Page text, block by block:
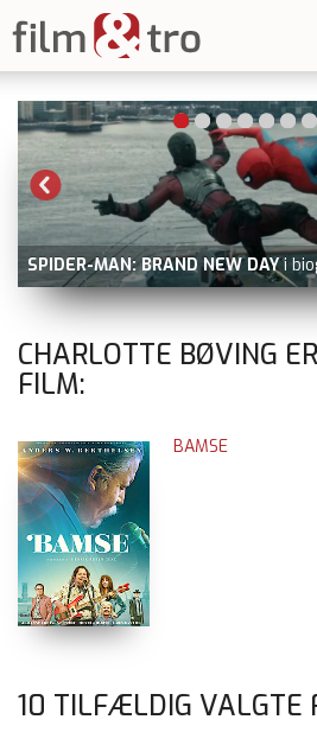
SPIDER-MAN: BRAND NEW DAY i
CHARLOTTE BØVING
FILM:
BAMSE
10 TILFÆLDIG VALGTE